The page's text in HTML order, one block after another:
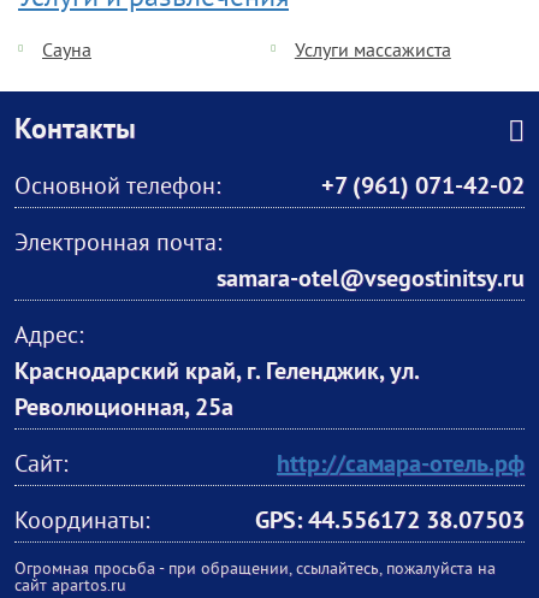
Сауна Услуги массажиста
Контакты
Основной телефон:
+7 (961) 071-42-02
Электронная почта:
samara-otel@vsegostinitsy.ru
Адрес:
Краснодарский край, г. Геленджик, ул.
Революционная, 25а
Сайт:
http://самара-отель.рф
Координаты:
GPS: 44.556172 38.07503
Огромная просьба - при обращении, ссылайтесь, пожалуйста на
сайт apartos.ru